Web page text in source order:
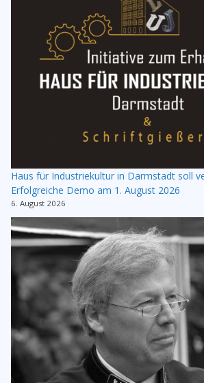
Haus für Industriekultur in Darmstadt soll
Erfolgreiche Demo am 1. August 2026
6. August 2026